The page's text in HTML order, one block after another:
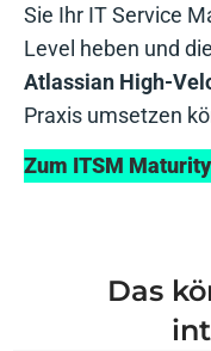
Sie Ihr IT Service
Level heben und
Atlassian High-
Praxis umsetzen
Zum ITSM
Das